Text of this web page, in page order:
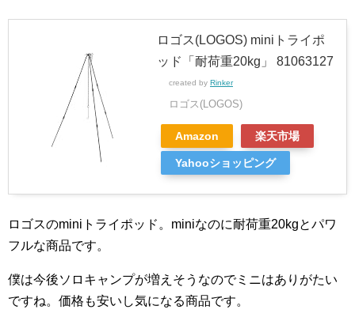
ロゴス(LOGOS) miniトライポ
ッド「耐荷重20kg」 81063127
created by Rinker
ロゴス(LOGOS)
Amazon 楽天市場
Yahooショッピング
ロゴスのminiトライポッド。miniなのに耐荷重20kgとパワ
フルな商品です。
僕は今後ソロキャンプが増えそうなのでミニはありがたい
ですね。価格も安いし気になる商品です。